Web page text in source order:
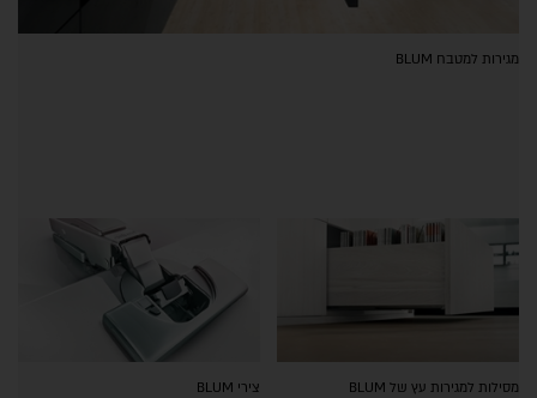
מגירות למטבח BLUM
מסילות למגירות עץ של BLUM צירי BLUM